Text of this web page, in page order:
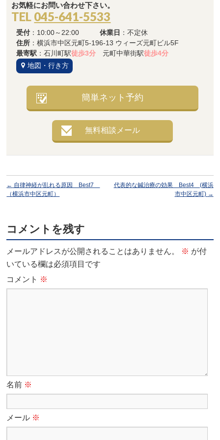
お気軽にお問い合わせ下さい。
TEL 045-641-5533
受付 ：10:00～22:00休業日 ：不定休
住所 ：横浜市中区元町5-196-13 ウィーズ元町ビル5F
最寄駅 ：石川町駅徒歩3分 元町中華街駅徒歩4分
地図・行き方
簡単ネット予約
無料相談メール
← 自律神経が乱れる原因 Best7
（横浜市中区元町）
代表的な鍼治療の効果 Best4 (横浜
市中区元町) →
コメントを残す
メールアドレスが公開されることはありません。 ※ が付
いている欄は必須項目です
コメント ※
名前 ※
メール ※